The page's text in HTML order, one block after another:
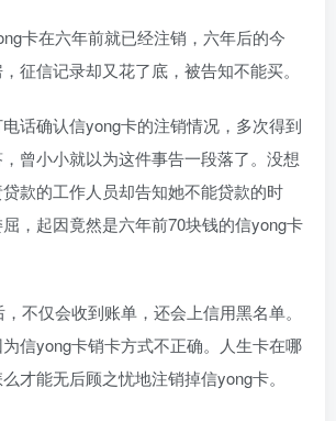
卡在六年前就已经注销，六年后的今
征信记录却又花了底，被告知不能买。
话确认信yong卡的注销情况，多次得到
曾小小就以为这件事告一段落了。没想
款的工作人员却告知她不能贷款的时
，起因竟然是六年前70块钱的信yong卡
不仅会收到账单，还会上信用黑名单。
信yong卡销卡方式不正确。人生卡在哪
才能无后顾之忧地注销掉信yong卡。